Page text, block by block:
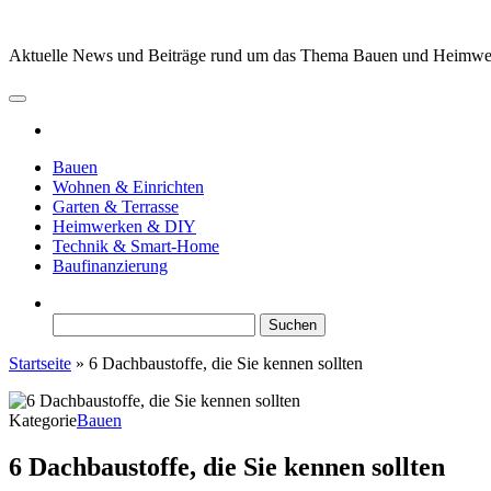
springen
Aktuelle News und Beiträge rund um das Thema Bauen und
Bauen
Wohnen & Einrichten
Garten & Terrasse
Heimwerken & DIY
Technik & Smart-Home
Baufinanzierung
nach:
Startseite » 6 Dachbaustoffe, die Sie kennen sollten
KategorieBauen
6 Dachbaustoffe, die Sie kennen sollten